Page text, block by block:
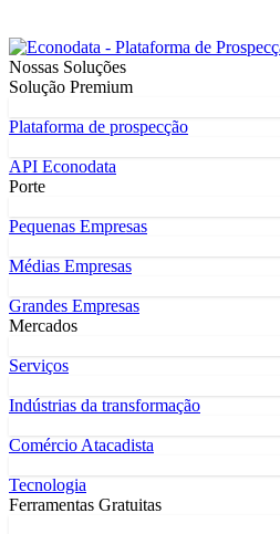
Nossas Soluções
Solução Premium
Plataforma de prospecção
API Econodata
Porte
Pequenas Empresas
Médias Empresas
Grandes Empresas
Mercados
Serviços
Indústrias da transformação
Comércio Atacadista
Tecnologia
Ferramentas Gratuitas